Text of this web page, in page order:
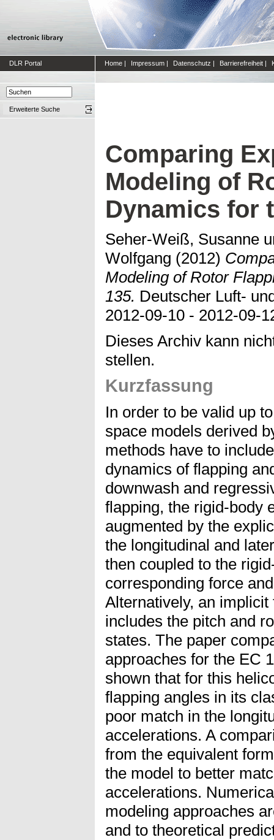
DLR Portal Home | Impressum | Datenschutz | Barrierefreiheit |
Erweiterte Suche
Comparing
Modeling of
Dynamics for
Seher-Weiß, Susanne
Wolfgang (2012)
Modeling of Rotor
135. Deutscher Luft-
2012-09-10 - 2012-09-
Dieses Archiv kann
stellen.
Kurzfassung
In order to be valid up
space models derived
methods have to
dynamics of flapping
downwash and
flapping, the rigid-body
augmented by the
the longitudinal and
then coupled to the
corresponding force
Alternatively, an
includes the pitch and
states. The paper
approaches for the EC
shown that for this
flapping angles in its
poor match in the
accelerations. A
from the equivalent
the model to better
accelerations.
modeling approaches
and to theoretical